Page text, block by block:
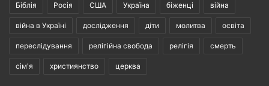
Біблія Росія США Україна біженці війна
війна в Україні дослідження діти молитва освіта
переслідування релігійна свобода релігія смерть
сім'я християнство церква